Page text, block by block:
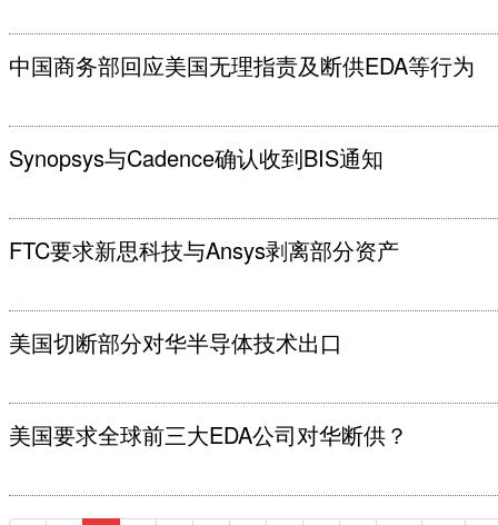
中国商务部回应美国无理指责及断供EDA等行为
Synopsys与Cadence确认收到BIS通知
FTC要求新思科技与Ansys剥离部分资产
美国切断部分对华半导体技术出口
美国要求全球前三大EDA公司对华断供？